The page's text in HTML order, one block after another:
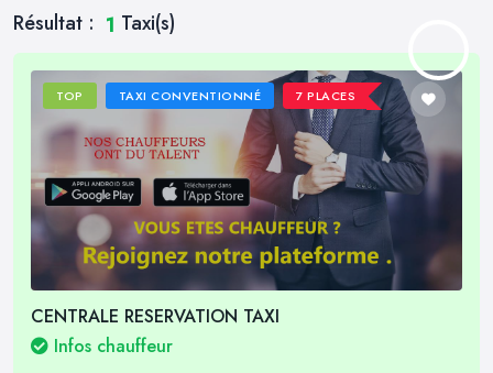
Résultat : 1 Taxi(s)
TOP TAXI CONVENTIONNÉ 7 PLACES
CENTRALE RESERVATION TAXI
Infos chauffeur